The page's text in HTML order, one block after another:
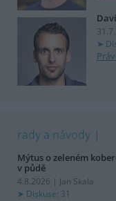
rady a návody
Mýtus o zeleném
v půdě
4.8.2026 | Jan Skala
Diskuse: 31